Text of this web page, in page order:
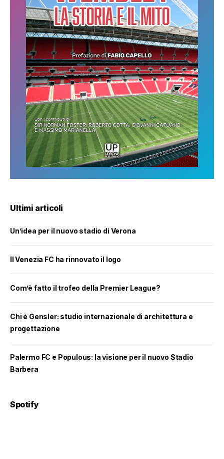
Ultimi articoli
Un’idea per il nuovo stadio di Verona
Il Venezia FC ha rinnovato il logo
Com’è fatto il trofeo della Premier League?
Chi è Gensler: studio internazionale di architettura e
progettazione
Palermo FC e Populous: la visione per il nuovo Stadio
Barbera
Spotify